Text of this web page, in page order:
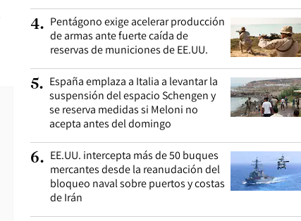
4. Pentágono exige acelerar producción
de armas ante fuerte caída de
reservas de municiones de EE.UU.
5. España emplaza a Italia a levantar la
suspensión del espacio Schengen y
se reserva medidas si Meloni no
acepta antes del domingo
6. EE.UU. intercepta más de 50 buques
mercantes desde la reanudación del
bloqueo naval sobre puertos y costas
de Irán